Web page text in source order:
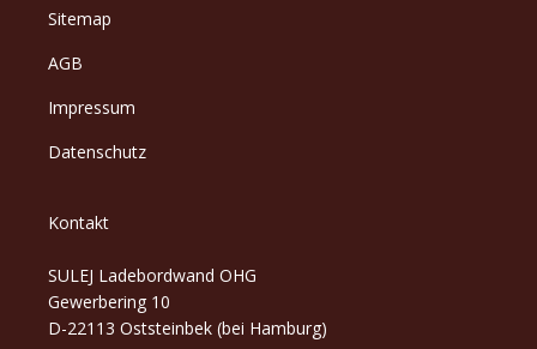
Sitemap
AGB
Impressum
Datenschutz
Kontakt
SULEJ Ladebordwand OHG
Gewerbering 10
D-22113 Oststeinbek (bei Hamburg)